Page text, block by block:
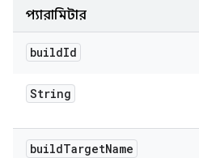
প্যারামিটার
buildId
String
buildTargetName